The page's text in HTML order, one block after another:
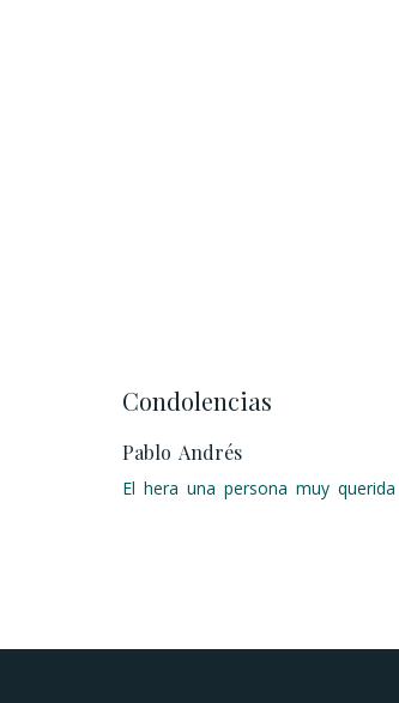
Condolencias
Pablo Andrés
El hera una persona muy